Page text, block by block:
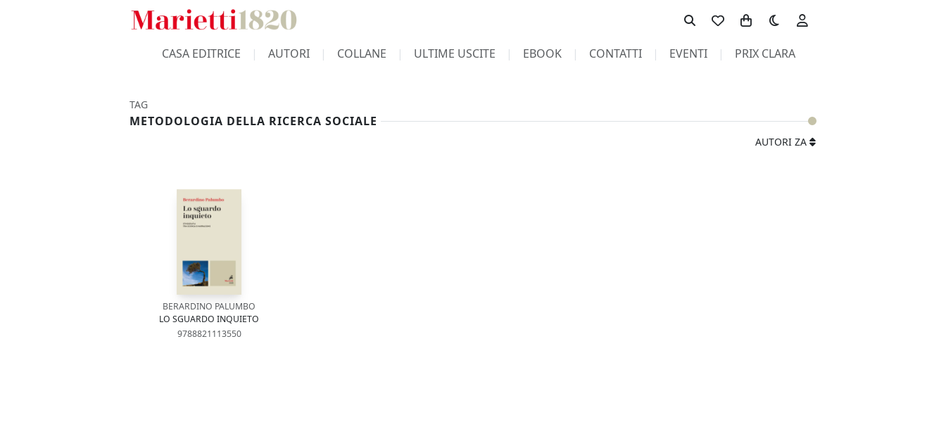
Toggle theme
CASA EDITRICE AUTORI COLLANE ULTIME USCITE EBOOK CONTATTI EVENTI PRIX CLARA
TAG
METODOLOGIA DELLA RICERCA SOCIALE
AUTORI ZA
BERARDINO PALUMBO
LO SGUARDO INQUIETO
9788821113550